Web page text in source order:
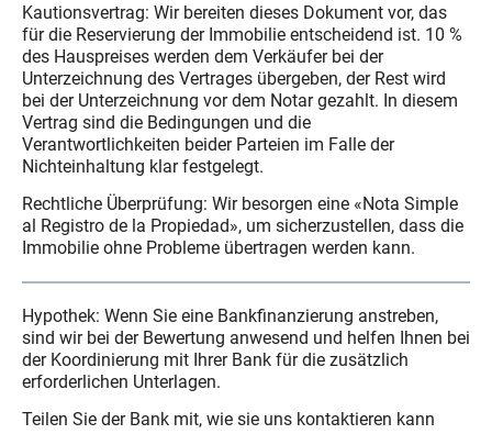
Kautionsvertrag: Wir bereiten dieses Dokument vor, das
für die Reservierung der Immobilie entscheidend ist. 10 %
des Hauspreises werden dem Verkäufer bei der
Unterzeichnung des Vertrages übergeben, der Rest wird
bei der Unterzeichnung vor dem Notar gezahlt. In diesem
Vertrag sind die Bedingungen und die
Verantwortlichkeiten beider Parteien im Falle der
Nichteinhaltung klar festgelegt.
Rechtliche Überprüfung: Wir besorgen eine «Nota Simple
al Registro de la Propiedad», um sicherzustellen, dass die
Immobilie ohne Probleme übertragen werden kann.
Hypothek: Wenn Sie eine Bankfinanzierung anstreben,
sind wir bei der Bewertung anwesend und helfen Ihnen bei
der Koordinierung mit Ihrer Bank für die zusätzlich
erforderlichen Unterlagen.
Teilen Sie der Bank mit, wie sie uns kontaktieren kann